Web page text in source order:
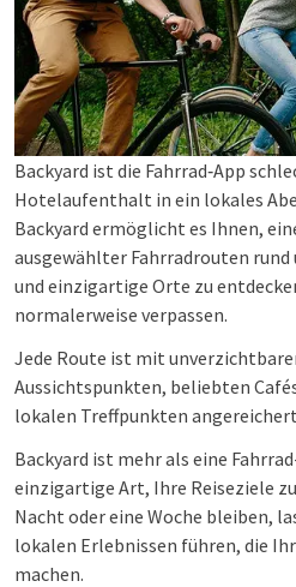
Backyard ist die Fahrrad‑App
Hotelaufenthalt in ein lokales
Backyard ermöglicht es Ihnen,
ausgewählter Fahrradrouten
und einzigartige Orte zu
normalerweise verpassen.
Jede Route ist mit
Aussichtspunkten, beliebten
lokalen Treffpunkten
Backyard ist mehr als eine
einzigartige Art, Ihre Reiseziele
Nacht oder eine Woche bleiben,
lokalen Erlebnissen führen, die
machen.